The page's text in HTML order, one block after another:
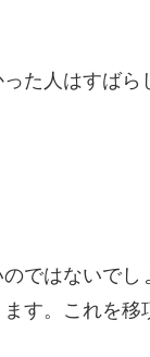
た人はすば
ではないでし
す。これを移